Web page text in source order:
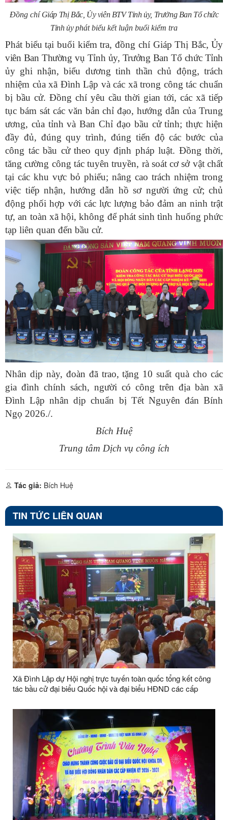
Đồng chí Giáp Thị Bắc, Ủy viên BTVTỉnh ủy, Trưởng Ban Tổ chức
Tỉnh ủyphát biểu kết luận buổi kiểm tra
Phát biểu tại buổi kiểm tra, đồng chí Giáp Thị Bắc, Ủy
viên Ban Thường vụ Tỉnh ủy, Trưởng Ban Tổ chức Tỉnh
ủyghi nhận, biểu dương tinh thần chủ động, trách
nhiệm của xã Đình Lập và các xã trong công tác chuẩn
bị bầu cử. Đồng chí yêu cầu thời gian tới, các xã tiếp
tục bám sát các văn bản chỉ đạo, hướng dẫn của Trung
ương, của tỉnh và Ban Chỉ đạo bầu cử tỉnh; thực hiện
đầy đủ, đúng quy trình, đúng tiến độ các bước của
công tác bầu cử theo quy định pháp luật. Đồng thời,
tăng cường công tác tuyên truyền, rà soát cơ sở vật chất
tại các khu vực bỏ phiếu; nâng cao trách nhiệm trong
việc tiếp nhận, hướng dẫn hồ sơ người ứng cử; chủ
động phối hợp với các lực lượng bảo đảm an ninh trật
tự, an toàn xã hội, không để phát sinh tình huống phức
tạp liên quan đến bầu cử.
Nhân dịp này, đoàn đã trao, tặng 10 suất quà cho các
gia đình chính sách, người có công trên địa bàn xã
Đình Lập nhân dịp chuẩn bị Tết Nguyên đán Bính
Ngọ 2026./.
Bích Huệ
Trung tâm Dịch vụ công ích
Tác giả: Bích Huệ
TIN TỨC LIÊN QUAN
Xã Đình Lập dự Hội nghị trực tuyến toàn quốc tổng kết công
tác bầu cử đại biểu Quốc hội và đại biểu HĐND các cấp